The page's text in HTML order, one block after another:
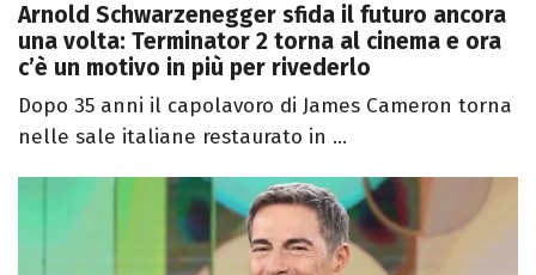
Arnold Schwarzenegger sfida il futuro ancora
una volta: Terminator 2 torna al cinema e ora
c’è un motivo in più per rivederlo
Dopo 35 anni il capolavoro di James Cameron torna
nelle sale italiane restaurato in ...